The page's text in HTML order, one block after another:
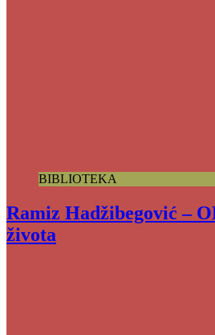
BIBLIOTEKA
Ramiz Hadžibegović –
života